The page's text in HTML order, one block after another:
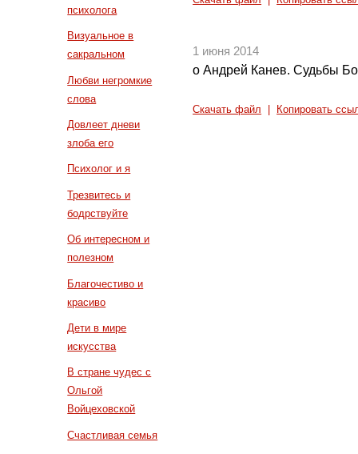
психолога
Визуальное в
сакральном
Любви негромкие
слова
Довлеет дневи
злоба его
Психолог и я
Трезвитесь и
бодрствуйте
Об интересном и
полезном
Благочестиво и
красиво
Дети в мире
искусства
В стране чудес с
Ольгой
Войцеховской
Счастливая семья
1 июня 2014
о Андрей Канев. Судьбы
Скачать файл Копировать